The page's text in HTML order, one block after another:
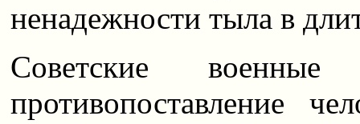
ненадежности тыла в
Советские военные
противопоставление